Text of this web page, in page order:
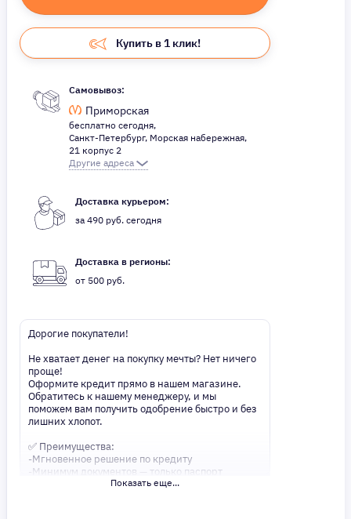
Купить в 1 клик!
Самовывоз:
Приморская
бесплатно сегодня,
Санкт-Петербург, Морская набережная,
21 корпус 2
Другие адреса
Доставка курьером:
за 490 руб. сегодня
Доставка в регионы:
от 500 руб.
Дорогие покупатели!
Не хватает денег на покупку мечты? Нет ничего
проще!
Оформите кредит прямо в нашем магазине.
Обратитесь к нашему менеджеру, и мы
поможем вам получить одобрение быстро и без
лишних хлопот.
✅ Преимущества:
-Мгновенное решение по кредиту
-Минимум документов — только паспорт
-Удобные сроки и низкие процентные ставки
Показать еще...